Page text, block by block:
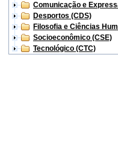
Comunicação e
Desportos (CDS)
Filosofia e Ciências
Socioeconômico (CSE)
Tecnológico (CTC)